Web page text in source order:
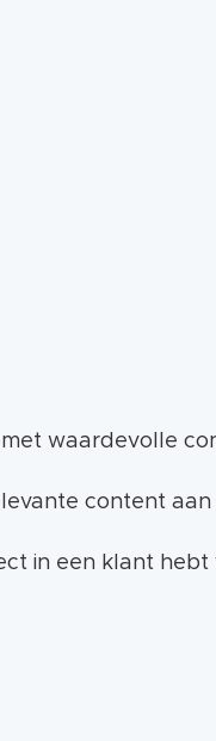
waardevolle
content aan
in een klant hebt